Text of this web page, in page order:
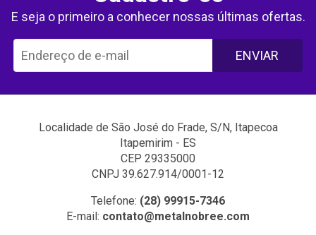
E seja o primeiro a conhecer nossas últimas ofertas.
ENVIAR
Localidade de São José do Frade, S/N, Itapecoa
Itapemirim - ES
CEP 29335000
CNPJ 39.627.914/0001-12
Telefone: (28) 99915-7346
E-mail: contato@metalnobree.com